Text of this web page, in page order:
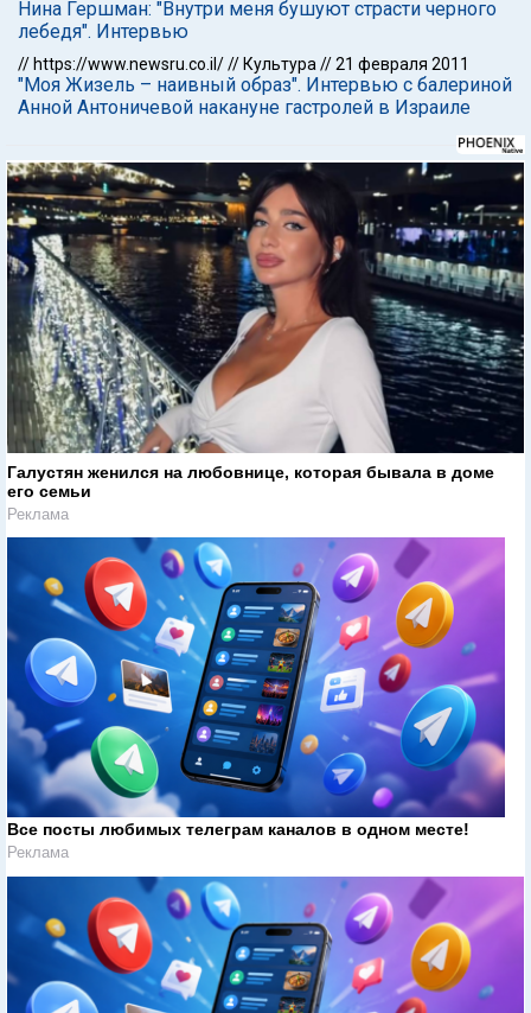
Нина Гершман: "Внутри меня бушуют страсти черного
лебедя". Интервью
// https://www.newsru.co.il/// Культура //21 февраля 2011
"Моя Жизель – наивный образ". Интервью с балериной
Анной Антоничевой накануне гастролей в Израиле
Галустян женился на любовнице, которая бывала в доме
его семьи
Реклама
Все посты любимых телеграм каналов в одном месте!
Реклама